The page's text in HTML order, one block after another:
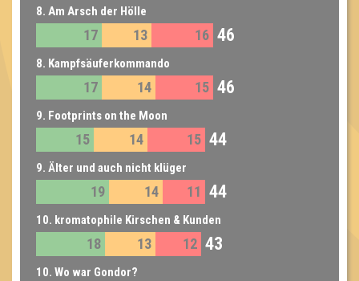
8. Am Arsch der Hölle
17 13 16 46
8. Kampfsäuferkommando
17 14 15 46
9. Footprints on the Moon
15 14 15 44
9. Älter und auch nicht klüger
19 14 11 44
10. kromatophile Kirschen & Kunden
18 13 12 43
10. Wo war Gondor?